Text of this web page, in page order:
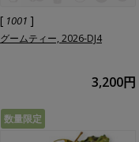
[ 1001 ]
グームティー, 2026-DJ4
3,200円
数量限定